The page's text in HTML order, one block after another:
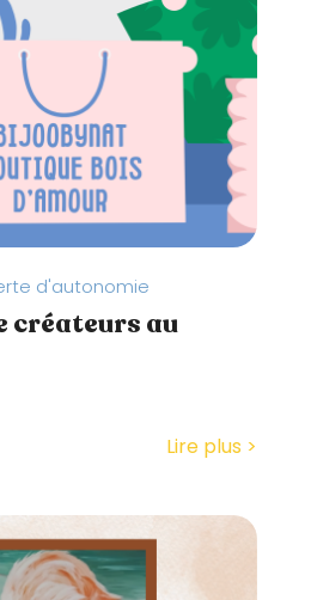
d'autonomie
créateurs au
Lire plus >